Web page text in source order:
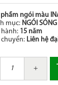
ngói màu
mục: NGÓI SÓNG
hành: 15 năm
chuyển: Liên hệ
+